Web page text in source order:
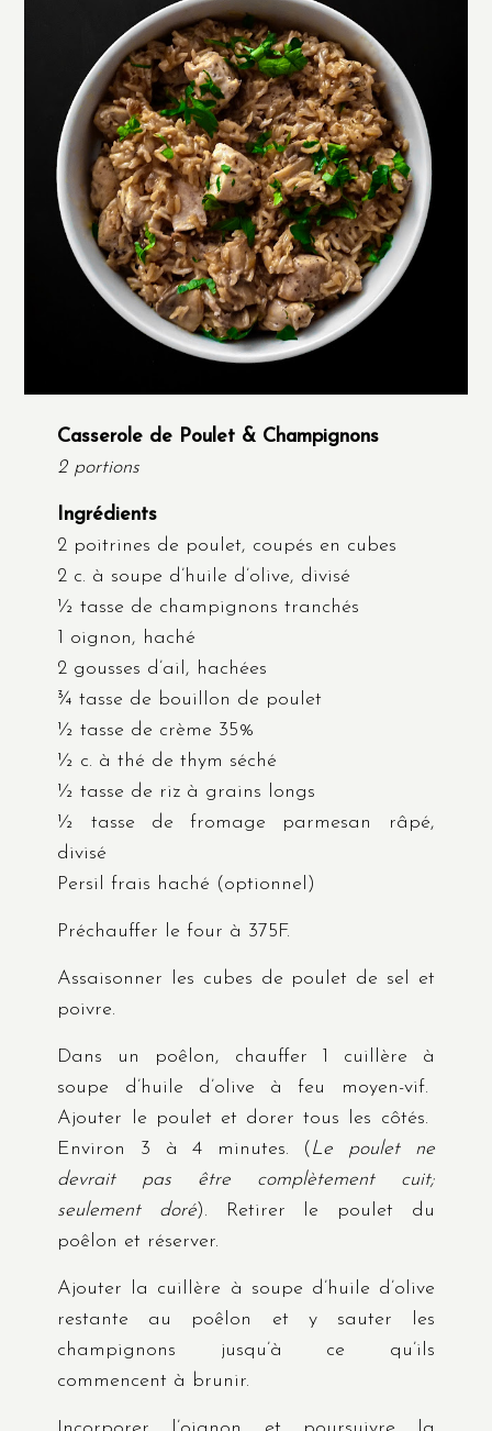
Casserole de Poulet & Champignons
2 portions
Ingrédients
2 poitrines de poulet, coupés en cubes
2 c. à soupe d’huile d’olive, divisé
½ tasse de champignons tranchés
1 oignon, haché
2 gousses d’ail, hachées
¾ tasse de bouillon de poulet
½ tasse de crème 35%
½ c. à thé de thym séché
½ tasse de riz à grains longs
½ tasse de fromage parmesan râpé,
divisé
Persil frais haché (optionnel)
Préchauffer le four à 375F.
Assaisonner les cubes de poulet de sel et
poivre.
Dans un poêlon, chauffer 1 cuillère à
soupe d’huile d’olive à feu moyen-vif.
Ajouter le poulet et dorer tous les côtés.
Environ 3 à 4 minutes. ( Le poulet ne
devrait pas être complètement cuit;
seulement doré). Retirer le poulet du
poêlon et réserver.
Ajouter la cuillère à soupe d’huile d’olive
restante au poêlon et y sauter les
champignons jusqu’à ce qu’ils
commencent à brunir.